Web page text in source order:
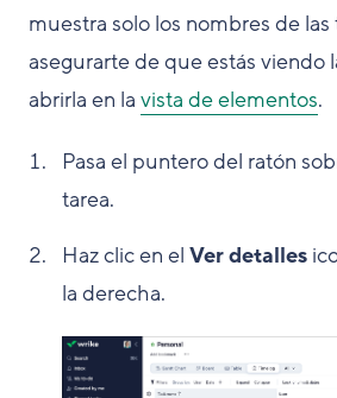
muestra solo los nombres de las
asegurarte de que estás viendo
abrirla en la vista de elementos.
Pasa el puntero del ratón
tarea.
Haz clic en el Ver detalles
la derecha.